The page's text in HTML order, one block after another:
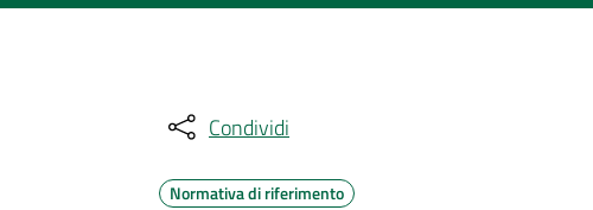
Condividi
Normativa di riferimento